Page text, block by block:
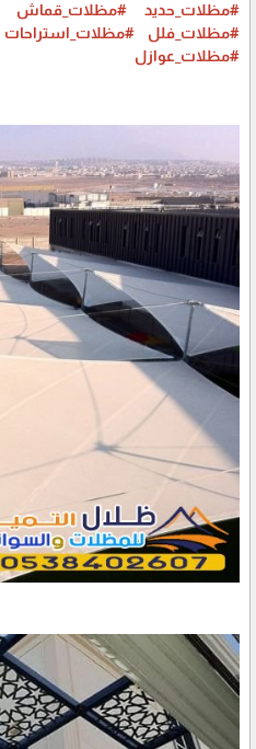
#مظلات_حديد
#مظلات_قماش
#مظلات_فلل
#مظلات_استراحات
#مظلات_عوازل